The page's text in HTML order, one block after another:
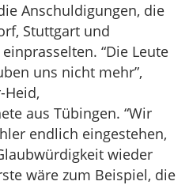
Anschuldigungen, die
Stuttgart und
“Die Leute
uns nicht mehr”,
Heid,
aus Tübingen. “Wir
endlich eingestehen,
wieder
wäre zum Beispiel, die